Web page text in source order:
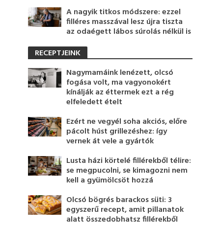
A nagyik titkos módszere: ezzel
filléres masszával lesz újra tiszta
az odaégett lábos súrolás nélkül is
RECEPTJEINK
Nagymamáink lenézett, olcsó
fogása volt, ma vagyonokért
kínálják az éttermek ezt a rég
elfeledett ételt
Ezért ne vegyél soha akciós, előre
pácolt húst grillezéshez: így
vernek át vele a gyártók
Lusta házi körtelé fillérekből télire:
se megpucolni, se kimagozni nem
kell a gyümölcsöt hozzá
Olcsó bögrés barackos süti: 3
egyszerű recept, amit pillanatok
alatt összedobhatsz fillérekből